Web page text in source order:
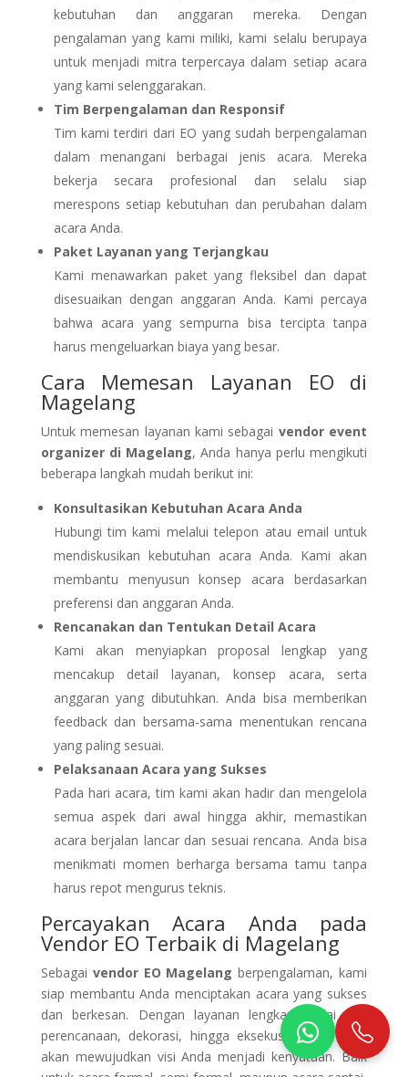
kebutuhan dan anggaran mereka. Dengan
pengalaman yang kami miliki, kami selalu berupaya
untuk menjadi mitra terpercaya dalam setiap acara
yang kami selenggarakan.
Tim Berpengalaman dan Responsif
Tim kami terdiri dari EO yang sudah berpengalaman
dalam menangani berbagai jenis acara. Mereka
bekerja secara profesional dan selalu siap
merespons setiap kebutuhan dan perubahan dalam
acara Anda.
Paket Layanan yang Terjangkau
Kami menawarkan paket yang fleksibel dan dapat
disesuaikan dengan anggaran Anda. Kami percaya
bahwa acara yang sempurna bisa tercipta tanpa
harus mengeluarkan biaya yang besar.
Cara Memesan Layanan EO di
Magelang
Untuk memesan layanan kami sebagai vendor event
organizer di Magelang, Anda hanya perlu mengikuti
beberapa langkah mudah berikut ini:
Konsultasikan Kebutuhan Acara Anda
Hubungi tim kami melalui telepon atau email untuk
mendiskusikan kebutuhan acara Anda. Kami akan
membantu menyusun konsep acara berdasarkan
preferensi dan anggaran Anda.
Rencanakan dan Tentukan Detail Acara
Kami akan menyiapkan proposal lengkap yang
mencakup detail layanan, konsep acara, serta
anggaran yang dibutuhkan. Anda bisa memberikan
feedback dan bersama-sama menentukan rencana
yang paling sesuai.
Pelaksanaan Acara yang Sukses
Pada hari acara, tim kami akan hadir dan mengelola
semua aspek dari awal hingga akhir, memastikan
acara berjalan lancar dan sesuai rencana. Anda bisa
menikmati momen berharga bersama tamu tanpa
harus repot mengurus teknis.
Percayakan Acara Anda pada
Vendor EO Terbaik di Magelang
Sebagai vendor EO Magelang berpengalaman, kami
siap membantu Anda menciptakan acara yang sukses
dan berkesan. Dengan layanan lengkap mulai dari
perencanaan, dekorasi, hingga eksekusi acara, kami
akan mewujudkan visi Anda menjadi kenyataan. Baik